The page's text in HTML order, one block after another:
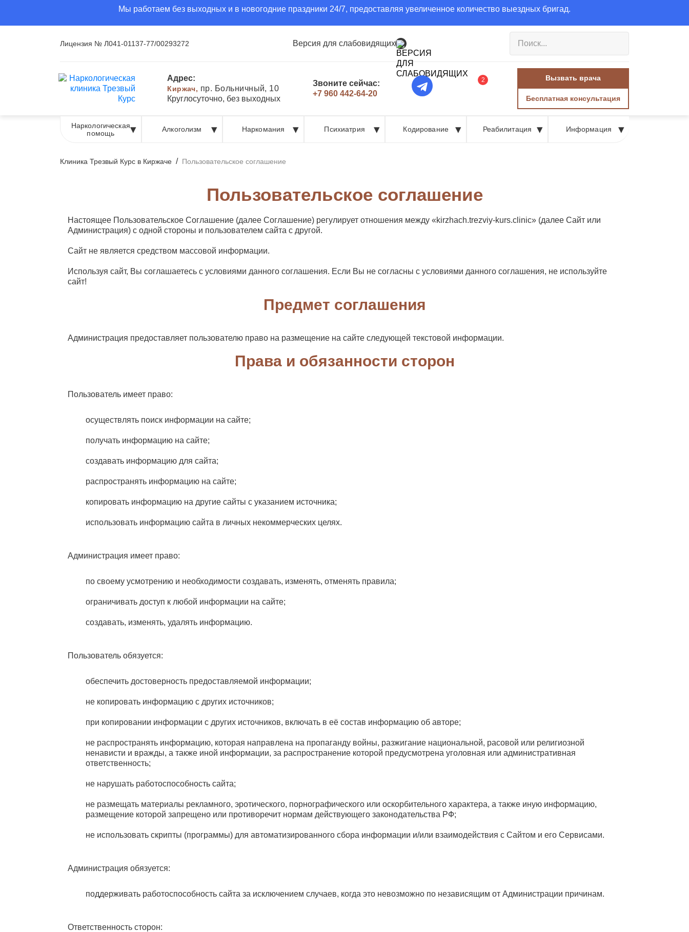
Мы работаем без выходных и в новогодние праздники 24/7, предоставляя увеличенное количество выездных бригад.
Лицензия № Л041-01137-77/00293272 Версия для слабовидящих
Адрес:
Киржач, пр. Больничный, 10
Круглосуточно, без выходных
Звоните сейчас:
+7 960 442-64-20
2 Вызвать врача
Бесплатная консультация
Наркологическая
помощь
Алкоголизм Наркомания Психиатрия Кодирование Реабилитация Информация
Клиника Трезвый Курс в Киржаче / Пользовательское соглашение
Пользовательское cоглашение
Настоящее Пользовательское Соглашение (далее Соглашение) регулирует отношения между «kirzhach.trezviy-kurs.clinic» (далее Сайт или
Администрация) с одной стороны и пользователем сайта с другой.
Сайт не является средством массовой информации.
Используя сайт, Вы соглашаетесь с условиями данного соглашения. Если Вы не согласны с условиями данного соглашения, не используйте
сайт!
Предмет соглашения
Администрация предоставляет пользователю право на размещение на сайте следующей текстовой информации.
Права и обязанности сторон
Пользователь имеет право:
осуществлять поиск информации на сайте;
получать информацию на сайте;
создавать информацию для сайта;
распространять информацию на сайте;
копировать информацию на другие сайты с указанием источника;
использовать информацию сайта в личных некоммерческих целях.
Администрация имеет право:
по своему усмотрению и необходимости создавать, изменять, отменять правила;
ограничивать доступ к любой информации на сайте;
создавать, изменять, удалять информацию.
Пользователь обязуется:
обеспечить достоверность предоставляемой информации;
не копировать информацию с других источников;
при копировании информации с других источников, включать в её состав информацию об авторе;
не распространять информацию, которая направлена на пропаганду войны, разжигание национальной, расовой или религиозной
ненависти и вражды, а также иной информации, за распространение которой предусмотрена уголовная или административная
ответственность;
не нарушать работоспособность сайта;
не размещать материалы рекламного, эротического, порнографического или оскорбительного характера, а также иную информацию,
размещение которой запрещено или противоречит нормам действующего законодательства РФ;
не использовать скрипты (программы) для автоматизированного сбора информации и/или взаимодействия с Сайтом и его Сервисами.
Администрация обязуется:
поддерживать работоспособность сайта за исключением случаев, когда это невозможно по независящим от Администрации причинам.
Ответственность сторон: